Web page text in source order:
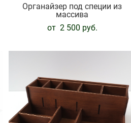
Органайзер под специи из
массива
от 2 500 pуб.